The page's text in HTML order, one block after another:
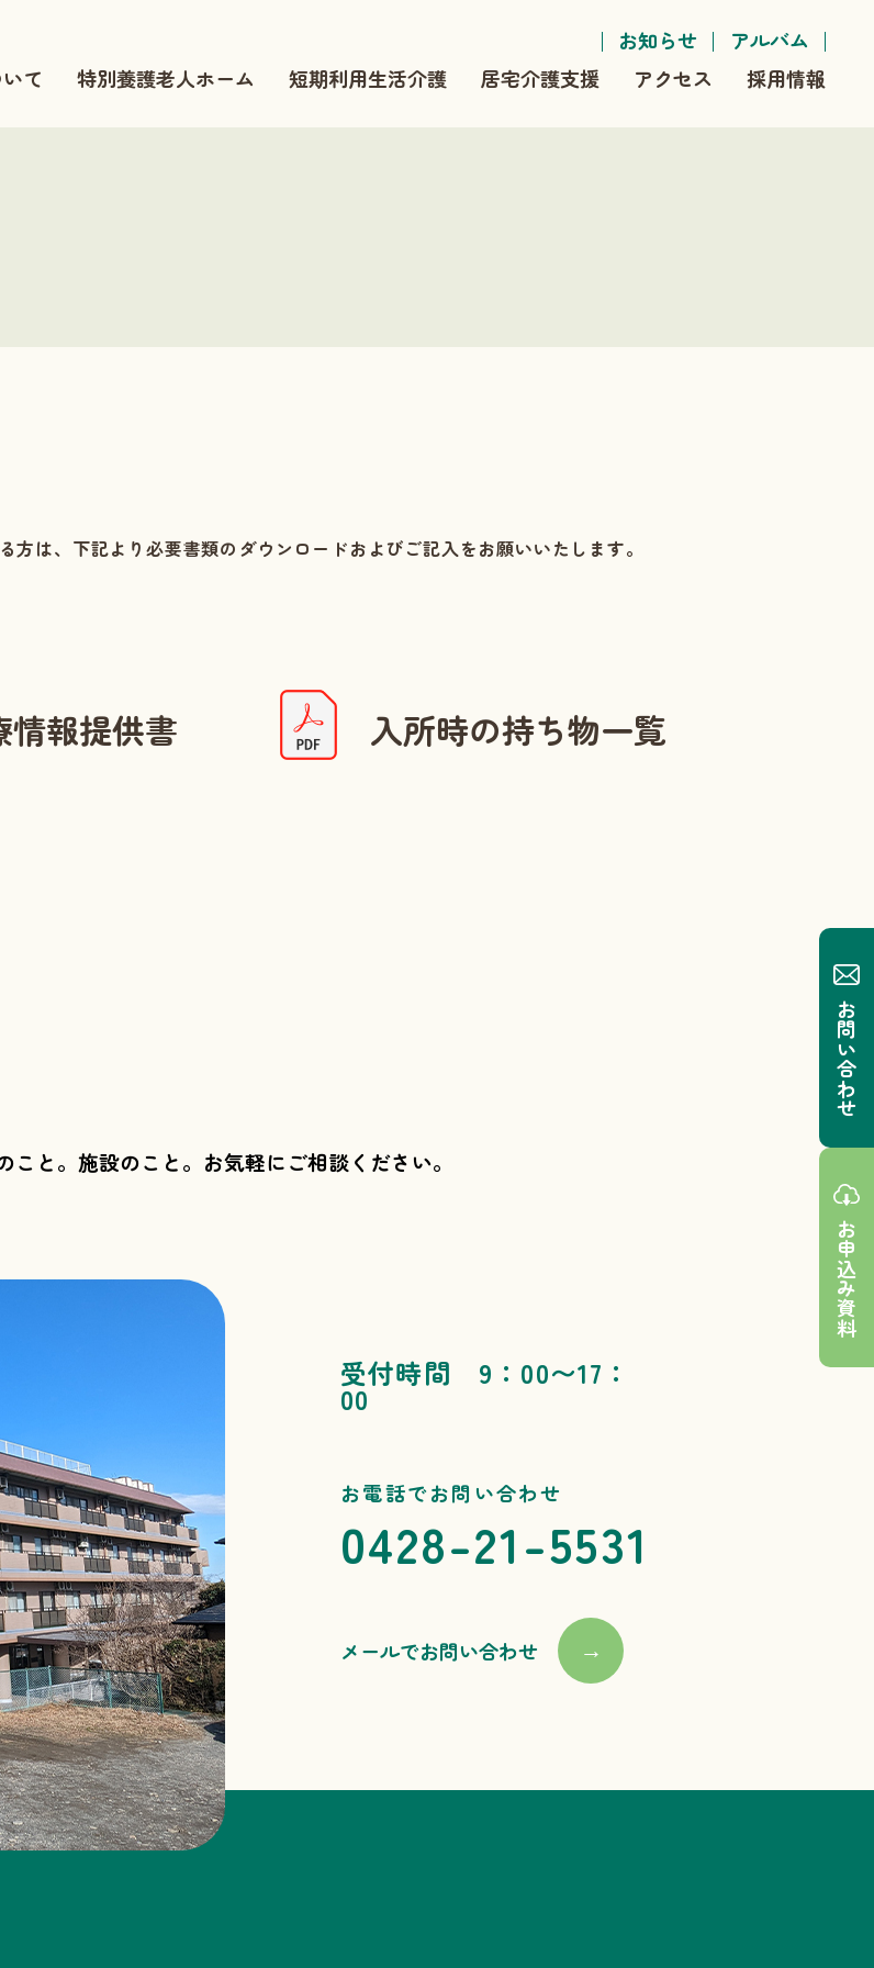
お知らせ
アルバム
て
特別養護老人ホーム 短期利用生活介護 居宅介護支援 アクセス 採用情報
は、下記より必要書類のダウンロードおよびご記入をお願いいたします。
情報提供書 入所時の持ち物一覧
こと。施設のこと。 お気軽にご相談ください。
受付時間 9：00〜17：
00
お電話でお問い合わせ
0428-21-5531
メールでお問い合わせ →
お問い合わせ
お申込み資料